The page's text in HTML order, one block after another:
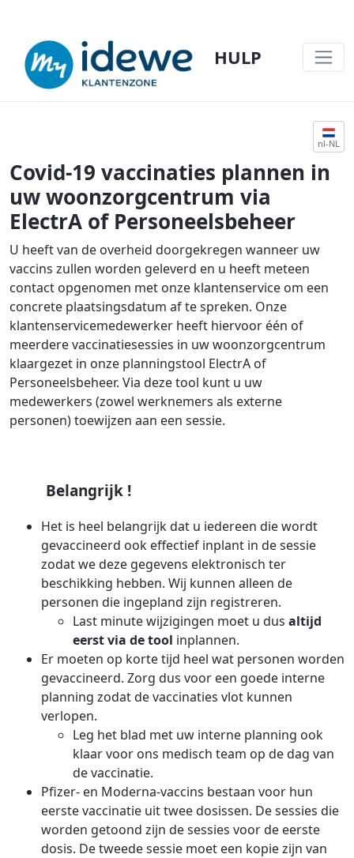
HULP
PLANNEN COVID-VACCINS IN WZC -
nl-NL
Covid-19 vaccinaties plannen in
uw woonzorgcentrum via
ElectrA of Personeelsbeheer
U heeft van de overheid doorgekregen wanneer uw
vaccins zullen worden geleverd en u heeft meteen
contact opgenomen met onze klantenservice om een
concrete plaatsingsdatum af te spreken. Onze
klantenservicemedewerker heeft hiervoor één of
meerdere vaccinatiesessies in uw woonzorgcentrum
klaargezet in onze planningstool ElectrA of
Personeelsbeheer. Via deze tool kunt u uw
medewerkers (zowel werknemers als externe
personen) toewijzen aan een sessie.
Belangrijk !
Het is heel belangrijk dat u iedereen die wordt
gevaccineerd ook effectief inplant in de sessie
zodat we deze gegevens elektronisch ter
beschikking hebben. Wij kunnen alleen de
personen die ingepland zijn registreren.
Last minute wijzigingen moet u dus altijd
eerst via de tool inplannen.
Er moeten op korte tijd heel wat personen worden
gevaccineerd. Zorg dus voor een goede interne
planning zodat de vaccinaties vlot kunnen
verlopen.
Leg het blad met uw interne planning ook
klaar voor ons medisch team op de dag van
de vaccinatie.
Pfizer- en Moderna-vaccins bestaan voor hun
eerste vaccinatie uit twee dosissen. De sessies die
worden getoond zijn de sessies voor de eerste
dosis. De tweede sessie moet een kopie zijn van